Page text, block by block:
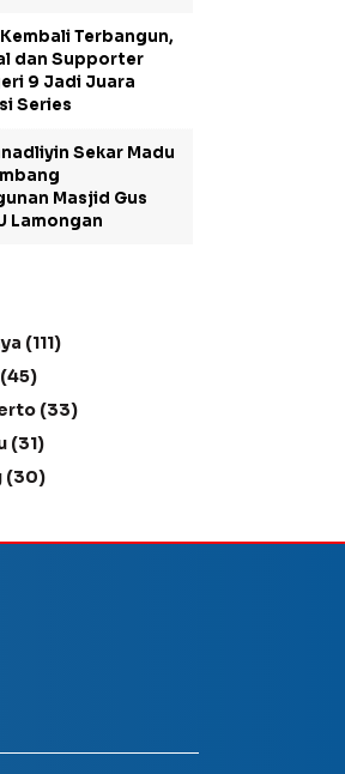
Terbangun,
dan Supporter
9 Jadi Juara
Series
Sekar Madu
Masjid Gus
Lamongan
(111)
(45)
(33)
(31)
(30)